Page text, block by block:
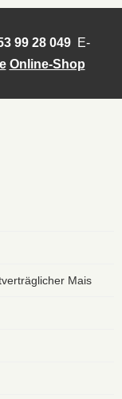
99 28 049E-
Online-Shop
Mais